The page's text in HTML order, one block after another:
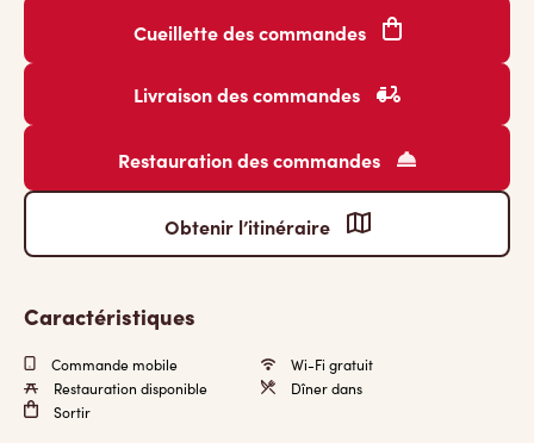
Cueillette des commandes
Livraison des commandes
Restauration des commandes
Obtenir l’itinéraire
Caractéristiques
Commande mobile
Wi-Fi gratuit
Restauration disponible
Dîner dans
Sortir